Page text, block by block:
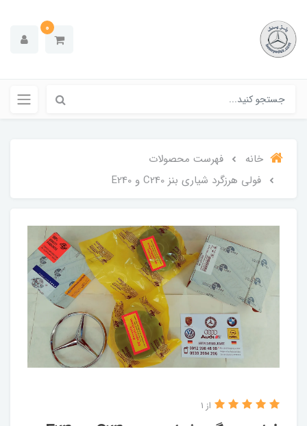
0
خانه
فهرست محصولات
فولی هرزگرد شیاری بنز C240 و E240
از 1